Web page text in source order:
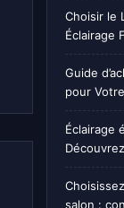
Choisir le
Éclairage
Guide
pour
Éclairage
salon :